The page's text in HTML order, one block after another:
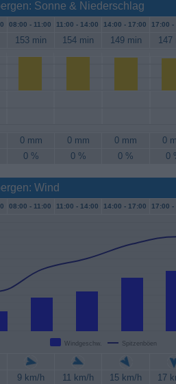
Sonne & Niederschlag
08:00 - 11:00 11:00 - 14:00 14:00 - 17:00 17:00 -
153 min 154 min 149 min 147
0 mm 0 mm 0 mm
0
0 % 0 % 0 % 0
Wind
08:00 - 11:00 11:00 - 14:00 14:00 - 17:00 17:00 -
Windgeschw. Spitzenböen
9 km/h 11 km/h 15 km/h
17